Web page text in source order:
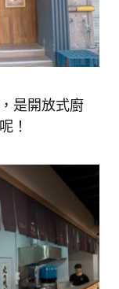
是開放式廚
！